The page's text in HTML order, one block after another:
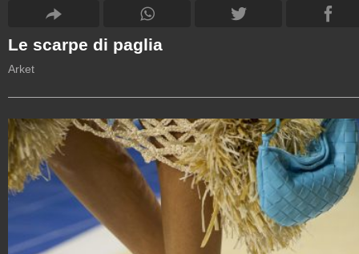
Le scarpe di paglia
Arket